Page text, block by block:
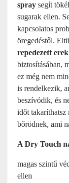
spray segít
sugarak ellen.
kapcsolatos
öregedéstől.
repedezett erek
biztosításában,
ez még nem
is rendelkezik,
beszívódik, és
időt takaríthatsz
bőrödnek, ami
A Dry Touch
magas szintű
ellen